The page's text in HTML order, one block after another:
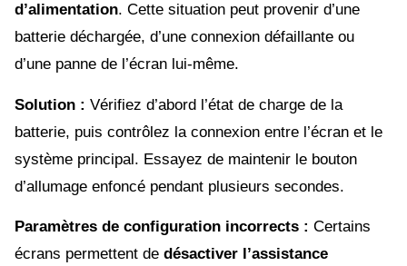
d’alimentation. Cette situation peut provenir d’une
batterie déchargée, d’une connexion défaillante ou
d’une panne de l’écran lui-même.
Solution : Vérifiez d’abord l’état de charge de la
batterie, puis contrôlez la connexion entre l’écran et le
système principal. Essayez de maintenir le bouton
d’allumage enfoncé pendant plusieurs secondes.
Paramètres de configuration incorrects : Certains
écrans permettent de désactiver l’assistance